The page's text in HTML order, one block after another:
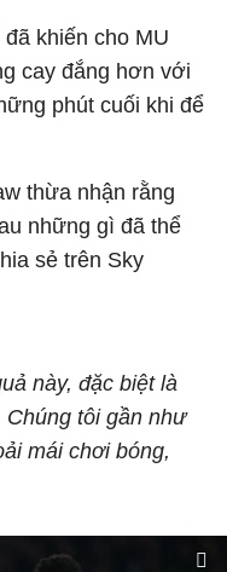
khiến cho MU
cay đắng hơn với
phút cuối khi để
thừa nhận rằng
những gì đã thể
sẻ trên Sky
này, đặc biệt là
tôi gần như
mái chơi bóng,